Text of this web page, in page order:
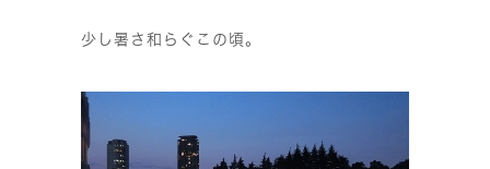
少し暑さ和らぐこの頃。